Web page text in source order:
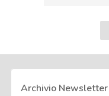
Archivio Newsletter